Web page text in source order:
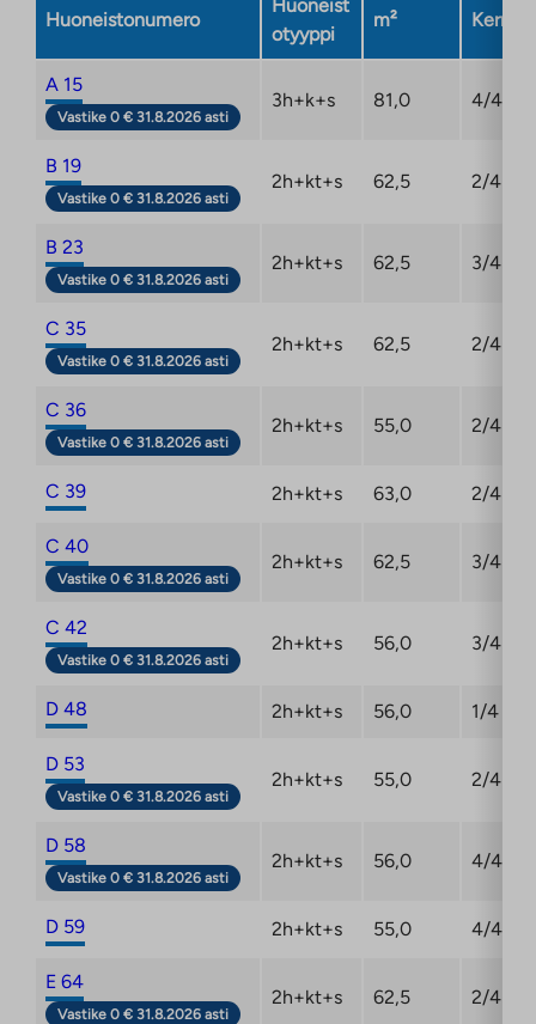
Huoneistonumero
Huoneist
otyyppi
m² Kerros
A 15
Vastike 0 € 31.8.2026 asti
3h+k+s 81,0 4/4
B 19
Vastike 0 € 31.8.2026 asti
2h+kt+s 62,5 2/4
B 23
Vastike 0 € 31.8.2026 asti
2h+kt+s 62,5 3/4
C 35
Vastike 0 € 31.8.2026 asti
2h+kt+s 62,5 2/4
C 36
Vastike 0 € 31.8.2026 asti
2h+kt+s 55,0 2/4
C 39 2h+kt+s 63,0 2/4
C 40
Vastike 0 € 31.8.2026 asti
2h+kt+s 62,5 3/4
C 42
Vastike 0 € 31.8.2026 asti
2h+kt+s 56,0 3/4
D 48 2h+kt+s 56,0 1/4
D 53
Vastike 0 € 31.8.2026 asti
2h+kt+s 55,0 2/4
D 58
Vastike 0 € 31.8.2026 asti
2h+kt+s 56,0 4/4
D 59 2h+kt+s 55,0 4/4
E 64
Vastike 0 € 31.8.2026 asti
2h+kt+s 62,5 2/4